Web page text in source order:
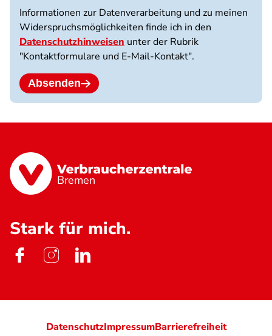
möglich.
10
MB
Limit.
Erlaubte
jpg
jpeg
pdf.
Informationen zur Datenverarbeitung und zu meinen
Widerspruchsmöglichkeiten finde ich in den
Datenschutzhinweisen unter der Rubrik
"Kontaktformulare und E-Mail-Kontakt".
Absenden
Bremen
Stark für mich.
DatenschutzImpressumBarrierefreiheit